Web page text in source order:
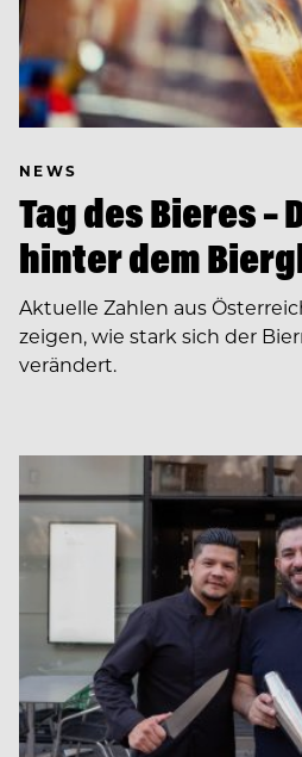
NEWS
Tag des Bieres –
hinter dem
Aktuelle Zahlen aus
zeigen, wie stark sich der
verändert.